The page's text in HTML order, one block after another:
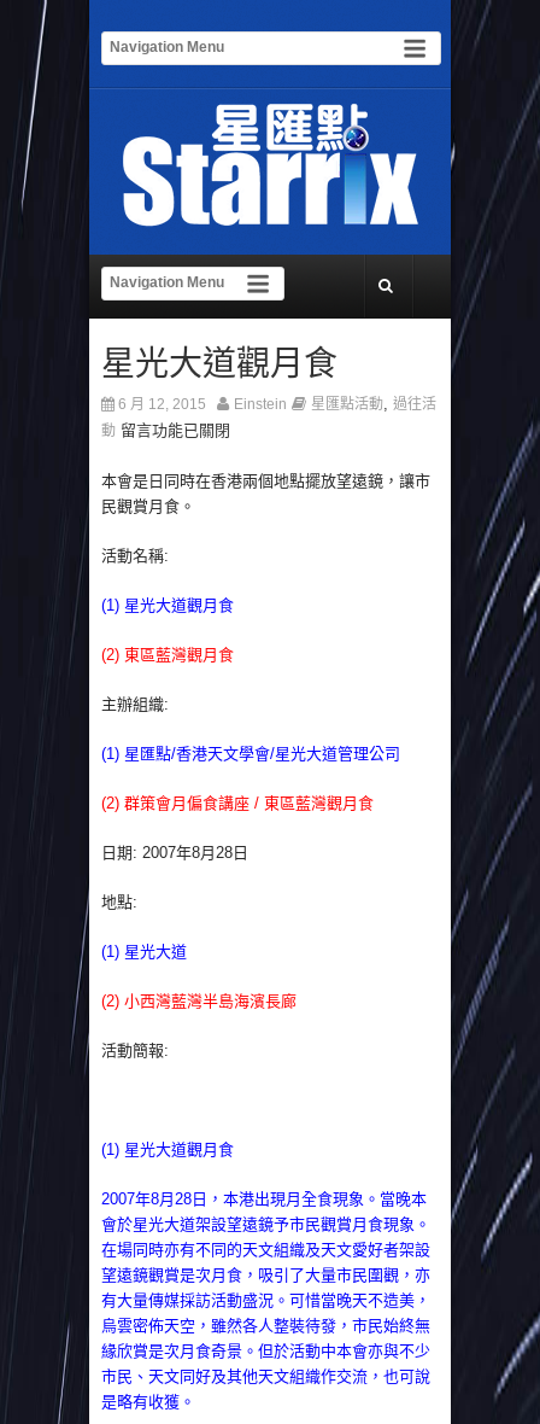
星光大道觀月食
6 月 12, 2015 Einstein 星匯點活動, 過往活
動 留言功能已關閉
本會是日同時在香港兩個地點擺放望遠鏡，讓市
民觀賞月食。
活動名稱:
(1) 星光大道觀月食
(2) 東區藍灣觀月食
主辦組織:
(1) 星匯點/香港天文學會/星光大道管理公司
(2) 群策會月偏食講座 / 東區藍灣觀月食
日期: 2007年8月28日
地點:
(1) 星光大道
(2) 小西灣藍灣半島海濱長廊
活動簡報:
(1) 星光大道觀月食
2007年8月28日，本港出現月全食現象。當晚本
會於星光大道架設望遠鏡予市民觀賞月食現象。
在場同時亦有不同的天文組織及天文愛好者架設
望遠鏡觀賞是次月食，吸引了大量市民圍觀，亦
有大量傳媒採訪活動盛況。可惜當晚天不造美，
烏雲密佈天空，雖然各人整裝待發，市民始終無
緣欣賞是次月食奇景。但於活動中本會亦與不少
市民、天文同好及其他天文組織作交流，也可說
是略有收獲。